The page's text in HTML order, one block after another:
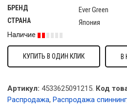
БРЕНД Ever Green
СТРАНА
Япония
Наличие
КУПИТЬ В ОДИН КЛИК В
Артикул: 4533625091215. Код
Распродажа, Распродажа спиннинг